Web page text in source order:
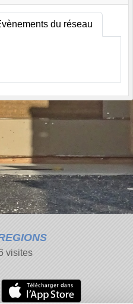
du réseau
visites